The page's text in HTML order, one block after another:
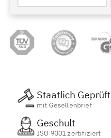
Staatlich Geprüft
mit Gesellenbrief
Geschult
ISO 9001 zertifiziert